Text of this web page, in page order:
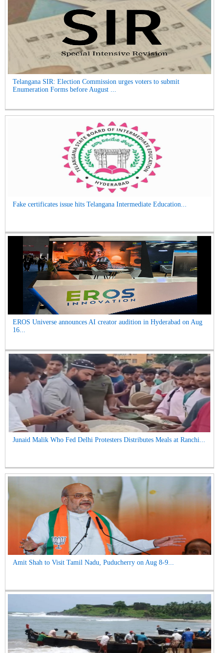
Telangana SIR: Election Commission urges voters to submit
Enumeration Forms before August ...
Fake certificates issue hits Telangana Intermediate Education...
EROS Universe announces AI creator audition in Hyderabad on Aug
16...
Junaid Malik Who Fed Delhi Protesters Distributes Meals at Ranchi...
Amit Shah to Visit Tamil Nadu, Puducherry on Aug 8-9...